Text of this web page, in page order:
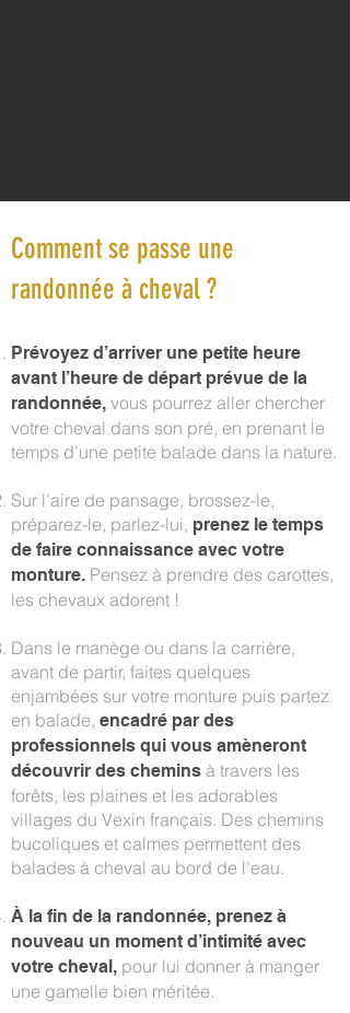
​Comment se passe une
randonnée à cheval ?
Prévoyez d’arriver une petite heure
avant l’heure de départ prévue de la
randonnée, vous pourrez aller chercher
votre cheval dans son pré, en prenant le
temps d’une petite balade dans la nature.
Sur l’aire de pansage, brossez-le,
préparez-le, parlez-lui, prenez le temps
de faire connaissance avec votre
monture. Pensez à prendre des carottes,
les chevaux adorent !
Dans le manège ou dans la carrière,
avant de partir, faites quelques
enjambées sur votre monture puis partez
en balade, encadré par des
professionnels qui vous amèneront
découvrir des chemins à travers les
forêts, les plaines et les adorables
villages du Vexin français. Des chemins
bucoliques et calmes permettent des
balades à cheval au bord de l’eau.
À la fin de la randonnée, prenez à
nouveau un moment d’intimité avec
votre cheval, pour lui donner à manger
une gamelle bien méritée.